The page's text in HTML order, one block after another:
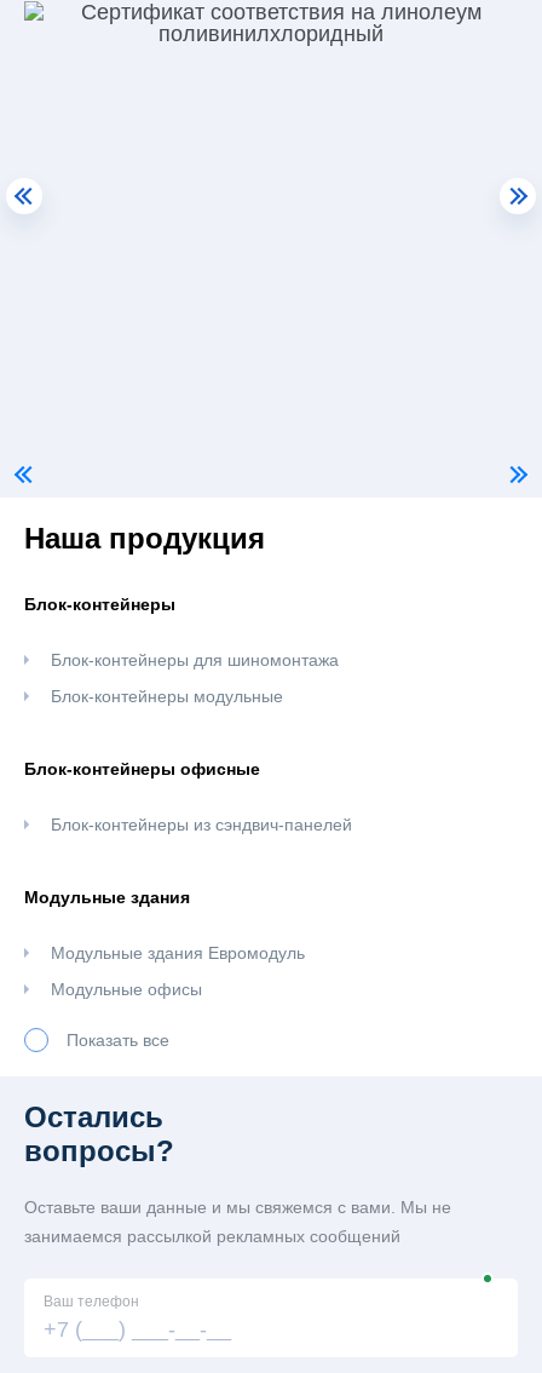
Наша продукция
Блок-контейнеры
Блок-контейнеры для шиномонтажа
Блок-контейнеры модульные
Блок-контейнеры офисные
Блок-контейнеры из сэндвич-панелей
Модульные здания
Модульные здания Евромодуль
Модульные офисы
Сантехнические блок-контейнеры под туалет
Евробытовки
Показать все
Остались
вопросы?
Оставьте ваши данные и мы свяжемся с вами. Мы не
занимаемся рассылкой рекламных сообщений
Ваш телефон